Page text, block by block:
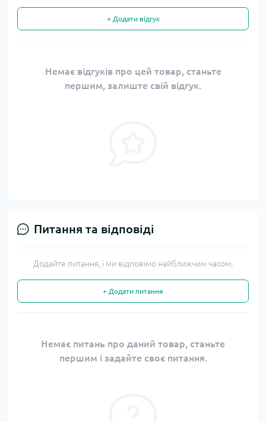
+ Додати відгук
Немає відгуків про цей товар, станьте
першим, залиште свій відгук.
Питання та відповіді
Додайте питання, і ми відповімо найближчим часом.
+ Додати питання
Немає питань про даний товар, станьте
першим і задайте своє питання.